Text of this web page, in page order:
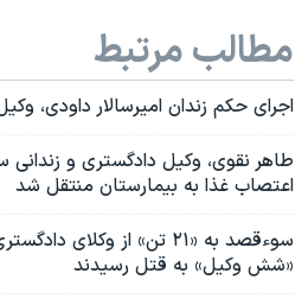
مطالب مرتبط
اجرای حکم زندان امیرسالار داودی،
طاهر نقوی، وکیل دادگستری و
اعتصاب غذا به بیمارستان منتقل شد
سوءقصد به «۲۱ تن» از وکلای
«شش وکیل» به قتل رسیدند